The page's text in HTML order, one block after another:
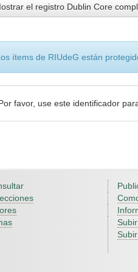
el registro Dublin Core
ítems de RIUdeG están
favor, use este identificador